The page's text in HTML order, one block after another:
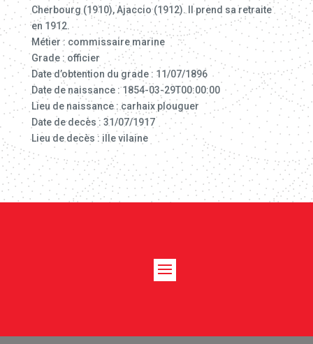
Cherbourg (1910), Ajaccio (1912). Il prend sa retraite
en 1912.
Métier : commissaire marine
Grade : officier
Date d’obtention du grade : 11/07/1896
Date de naissance : 1854-03-29T00:00:00
Lieu de naissance : carhaix plouguer
Date de decès : 31/07/1917
Lieu de decès : ille vilaine